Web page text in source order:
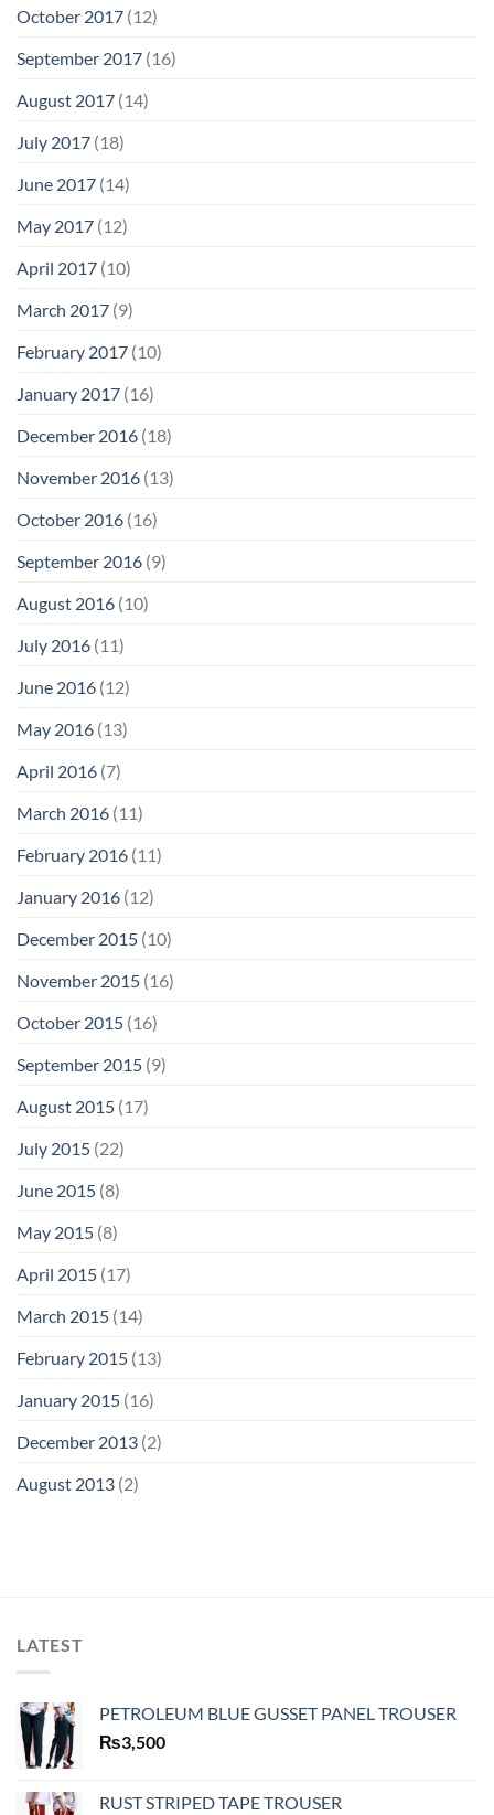
October 2017 (12)
September 2017 (16)
August 2017 (14)
July 2017 (18)
June 2017 (14)
May 2017 (12)
April 2017 (10)
March 2017 (9)
February 2017 (10)
January 2017 (16)
December 2016 (18)
November 2016 (13)
October 2016 (16)
September 2016 (9)
August 2016 (10)
July 2016 (11)
June 2016 (12)
May 2016 (13)
April 2016 (7)
March 2016 (11)
February 2016 (11)
January 2016 (12)
December 2015 (10)
November 2015 (16)
October 2015 (16)
September 2015 (9)
August 2015 (17)
July 2015 (22)
June 2015 (8)
May 2015 (8)
April 2015 (17)
March 2015 (14)
February 2015 (13)
January 2015 (16)
December 2013 (2)
August 2013 (2)
LATEST
PETROLEUM BLUE GUSSET PANEL TROUSER
₨3,500
RUST STRIPED TAPE TROUSER